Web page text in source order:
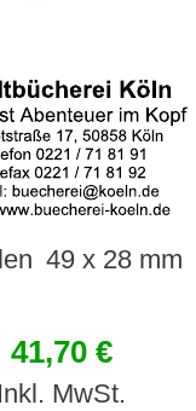
49 x 28 mm
41,70 €
Inkl. MwSt.